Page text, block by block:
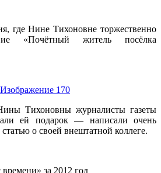
где Нине Тихоновне торжественно
«Почётный житель посёлка
Тихоновны журналисты газеты
ей подарок — написали очень
о своей внештатной коллеге.
времени» за 2012 год